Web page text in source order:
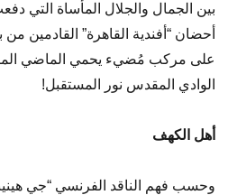
بين الجمال والجلال المأساة التي
أحضان “أفندية القاهرة” القادمين
على مركب مُضيء يحمي الماضي
الوادي المقدس نور المستقبل!
أهل الكهف
وحسب فهم الناقد الفرنسي “جي